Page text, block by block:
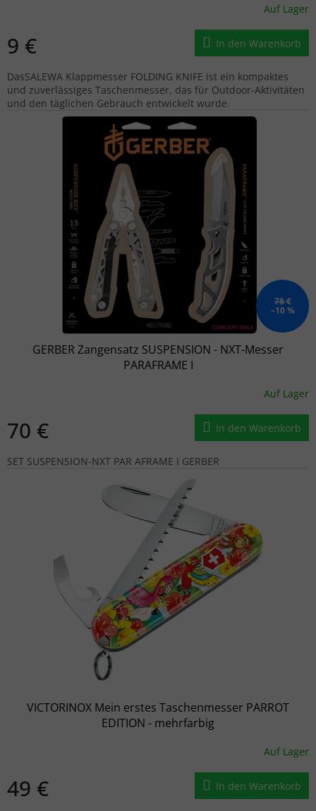
Auf Lager
9 € In den Warenkorb
DasSALEWA Klappmesser FOLDING KNIFE ist ein kompaktes
und zuverlässiges Taschenmesser, das für Outdoor-Aktivitäten
und den täglichen Gebrauch entwickelt wurde.
78 €
–10 %
GERBER Zangensatz SUSPENSION - NXT-Messer
PARAFRAME I
Auf Lager
70 € In den Warenkorb
SET SUSPENSION-NXT PAR AFRAME I GERBER
VICTORINOX Mein erstes Taschenmesser PARROT
EDITION - mehrfarbig
Auf Lager
49 € In den Warenkorb